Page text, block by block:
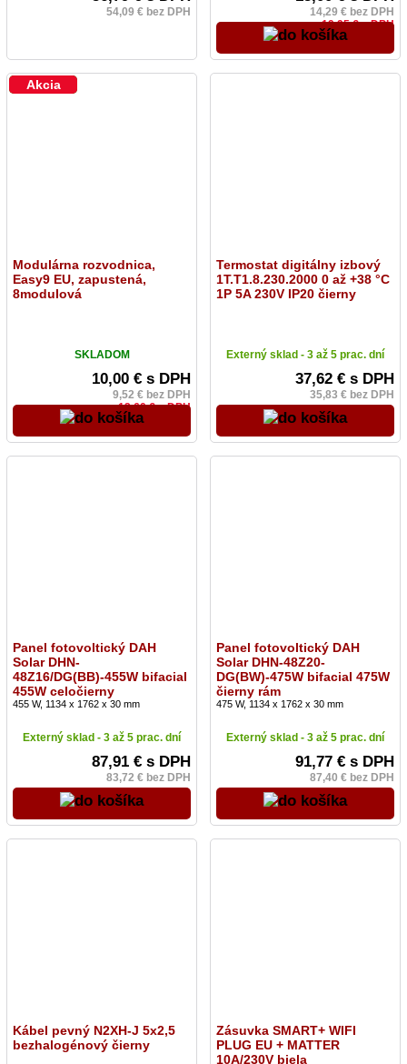
54,09 € bez DPH
14,29 € bez DPH
19,95 € s DPH
Modulárna rozvodnica,
Easy9 EU, zapustená,
8modulová
SKLADOM
10,00 € s DPH
9,52 € bez DPH
12,60 € s DPH
Novinka
Akcia
Termostat digitálny izbový
1T.T1.8.230.2000 0 až +38 °C
1P 5A 230V IP20 čierny
Externý sklad - 3 až 5 prac. dní
37,62 € s DPH
35,83 € bez DPH
Panel fotovoltický DAH
Solar DHN-
48Z16/DG(BB)-455W bifacial
455W celočierny
455 W, 1134 x 1762 x 30 mm
Externý sklad - 3 až 5 prac. dní
87,91 € s DPH
83,72 € bez DPH
Panel fotovoltický DAH
Solar DHN-48Z20-
DG(BW)-475W bifacial 475W
čierny rám
475 W, 1134 x 1762 x 30 mm
Externý sklad - 3 až 5 prac. dní
91,77 € s DPH
87,40 € bez DPH
Kábel pevný N2XH-J 5x2,5
bezhalogénový čierny
Zásuvka SMART+ WIFI
PLUG EU + MATTER
10A/230V biela